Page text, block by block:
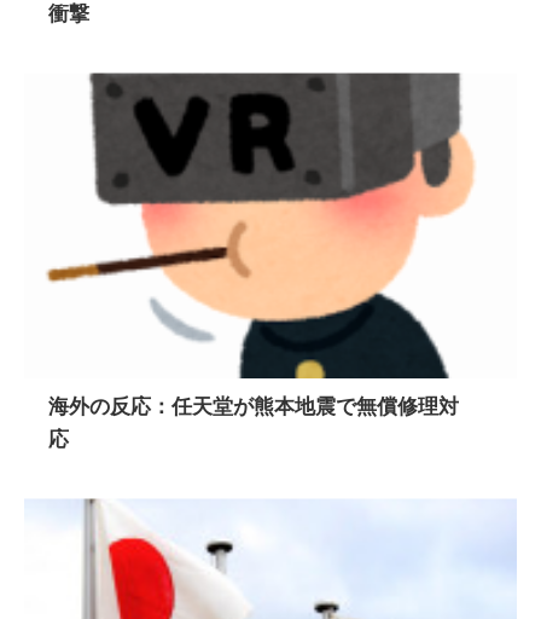
衝撃
海外の反応：任天堂が熊本地震で無償修理対
応